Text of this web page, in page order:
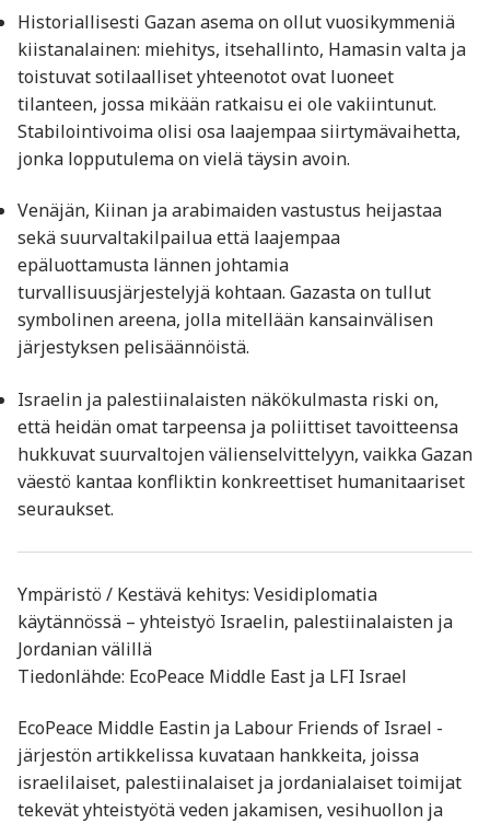
Historiallisesti Gazan asema on ollut vuosikymmeniä
kiistanalainen: miehitys, itsehallinto, Hamasin valta ja
toistuvat sotilaalliset yhteenotot ovat luoneet
tilanteen, jossa mikään ratkaisu ei ole vakiintunut.
Stabilointivoima olisi osa laajempaa siirtymävaihetta,
jonka lopputulema on vielä täysin avoin.
Venäjän, Kiinan ja arabimaiden vastustus heijastaa
sekä suurvaltakilpailua että laajempaa
epäluottamusta lännen johtamia
turvallisuusjärjestelyjä kohtaan. Gazasta on tullut
symbolinen areena, jolla mitellään kansainvälisen
järjestyksen pelisäännöistä.
Israelin ja palestiinalaisten näkökulmasta riski on,
että heidän omat tarpeensa ja poliittiset tavoitteensa
hukkuvat suurvaltojen välienselvittelyyn, vaikka Gazan
väestö kantaa konfliktin konkreettiset humanitaariset
seuraukset.
Ympäristö / Kestävä kehitys: Vesidiplomatia
käytännössä – yhteistyö Israelin, palestiinalaisten ja
Jordanian välillä
Tiedonlähde: EcoPeace Middle East ja LFI Israel
EcoPeace Middle Eastin ja Labour Friends of Israel -
järjestön artikkelissa kuvataan hankkeita, joissa
israelilaiset, palestiinalaiset ja jordanialaiset toimijat
tekevät yhteistyötä veden jakamisen, vesihuollon ja